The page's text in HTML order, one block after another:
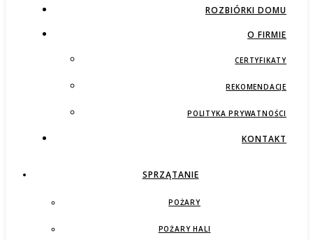
ROZBIÓRKI DOMU
O FIRMIE
CERTYFIKATY
REKOMENDACJE
POLITYKA PRYWATNOŚCI
KONTAKT
SPRZĄTANIE
POŻARY
POŻARY HALI